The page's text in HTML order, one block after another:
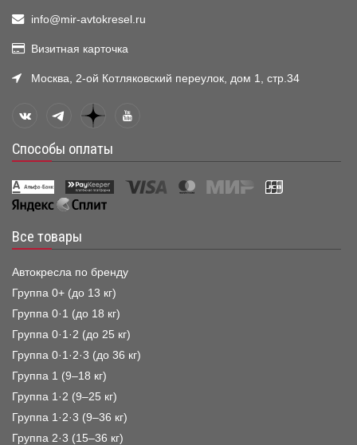
info@mir-avtokresel.ru
Визитная карточка
Москва, 2-ой Котляковский переулок, дом 1, стр.34
Способы оплаты
Все товары
Автокресла по бренду
Группа 0+ (до 13 кг)
Группа 0·1 (до 18 кг)
Группа 0·1·2 (до 25 кг)
Группа 0·1·2·3 (до 36 кг)
Группа 1 (9–18 кг)
Группа 1·2 (9–25 кг)
Группа 1·2·3 (9–36 кг)
Группа 2·3 (15–36 кг)